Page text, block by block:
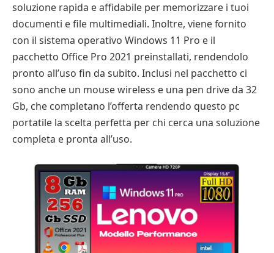
soluzione rapida e affidabile per memorizzare i tuoi
documenti e file multimediali. Inoltre, viene fornito
con il sistema operativo Windows 11 Pro e il
pacchetto Office Pro 2021 preinstallati, rendendolo
pronto all’uso fin da subito. Inclusi nel pacchetto ci
sono anche un mouse wireless e una pen drive da 32
Gb, che completano l’offerta rendendo questo pc
portatile la scelta perfetta per chi cerca una soluzione
completa e pronta all’uso.